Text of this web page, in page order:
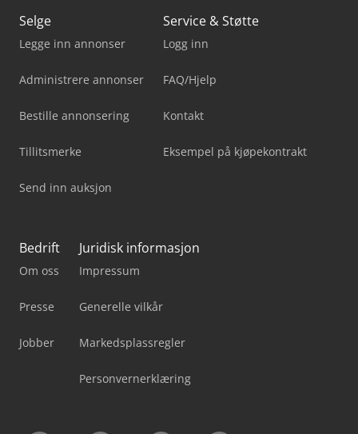
Selge
Legge inn annonser
Administrere annonser
Bestille annonsering
Tillitsmerke
Send inn auksjon
Service & Støtte
Logg inn
FAQ/Hjelp
Kontakt
Eksempel på kjøpekontrakt
Bedrift
Om oss
Presse
Jobber
Juridisk informasjon
Impressum
Generelle vilkår
Markedsplassregler
Personvernerklæring